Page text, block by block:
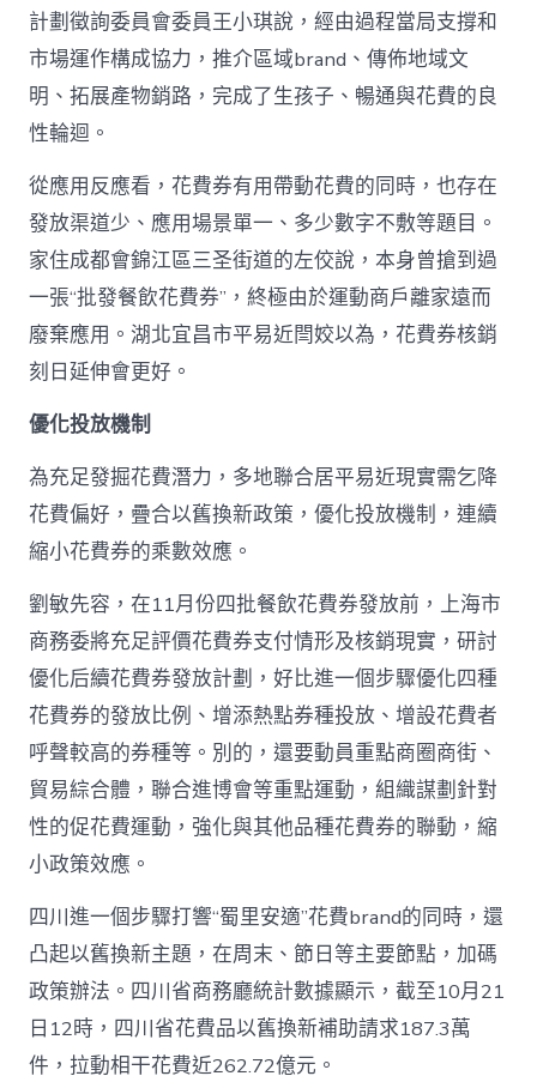
計劃徵詢委員會委員王小琪說，經由過程當局支撐和
市場運作構成協力，推介區域brand、傳佈地域文
明、拓展產物銷路，完成了生孩子、暢通與花費的良
性輪迴。
從應用反應看，花費券有用帶動花費的同時，也存在
發放渠道少、應用場景單一、多少數字不敷等題目。
家住成都會錦江區三圣街道的左佼說，本身曾搶到過
一張“批發餐飲花費券”，終極由於運動商戶離家遠而
廢棄應用。湖北宜昌市平易近閆姣以為，花費券核銷
刻日延伸會更好。
優化投放機制
為充足發掘花費潛力，多地聯合居平易近現實需乞降
花費偏好，疊合以舊換新政策，優化投放機制，連續
縮小花費券的乘數效應。
劉敏先容，在11月份四批餐飲花費券發放前，上海市
商務委將充足評價花費券支付情形及核銷現實，研討
優化后續花費券發放計劃，好比進一個步驟優化四種
花費券的發放比例、增添熱點券種投放、增設花費者
呼聲較高的券種等。別的，還要動員重點商圈商街、
貿易綜合體，聯合進博會等重點運動，組織謀劃針對
性的促花費運動，強化與其他品種花費券的聯動，縮
小政策效應。
四川進一個步驟打響“蜀里安適”花費brand的同時，還
凸起以舊換新主題，在周末、節日等主要節點，加碼
政策辦法。四川省商務廳統計數據顯示，截至10月21
日12時，四川省花費品以舊換新補助請求187.3萬
件，拉動相干花費近262.72億元。